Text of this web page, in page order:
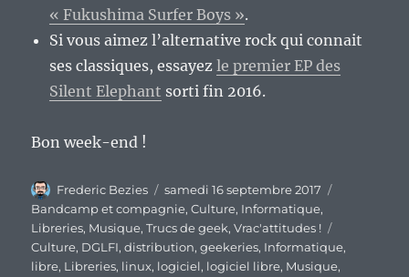
« Fukushima Surfer Boys ».
Si vous aimez l’alternative rock qui connait
ses classiques, essayezle premier EP des
Silent Elephant sorti fin 2016.
Bon week-end !
Auteur
Frederic Bezies
Publié
le
samedi 16 septembre 2017
Bandcamp et compagnie,Culture, Informatique,
Libreries, Musique,Trucs de geek,Vrac'attitudes !
Culture, DGLFI,distribution,geekeries, Informatique,
libre, Libreries, linux, logiciel, logiciel libre, Musique,